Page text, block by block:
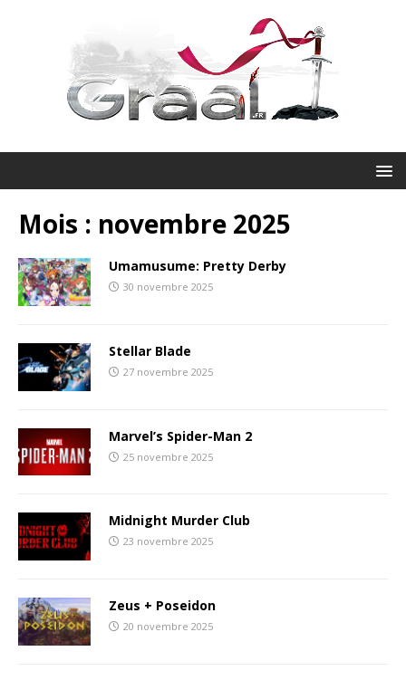
Mois : novembre 2025
Umamusume: Pretty Derby
30 novembre 2025
Stellar Blade
27 novembre 2025
Marvel’s Spider-Man 2
25 novembre 2025
Midnight Murder Club
23 novembre 2025
Zeus + Poseidon
20 novembre 2025